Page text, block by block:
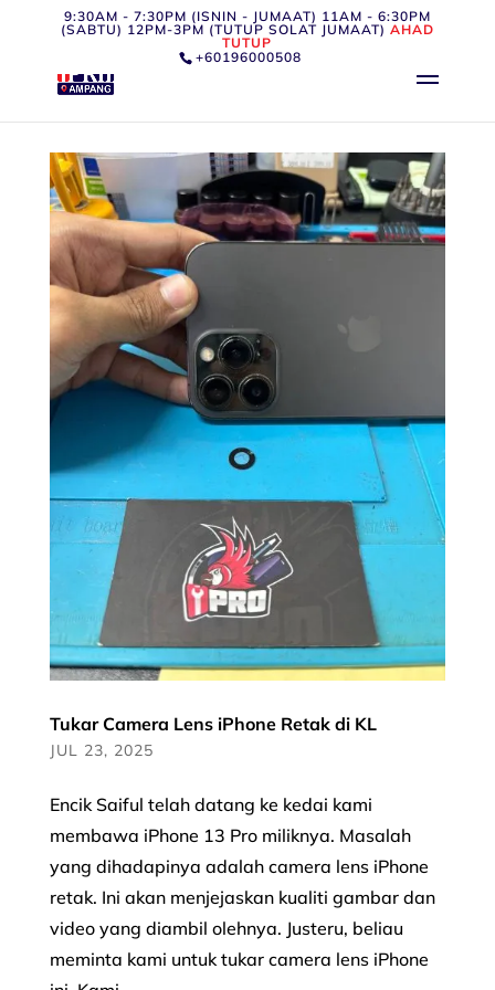
9:30AM - 7:30PM (ISNIN - JUMAAT) 11AM - 6:30PM
(SABTU) 12PM-3PM (TUTUP SOLAT JUMAAT) AHAD
TUTUP
+60196000508
Tukar Camera Lens iPhone Retak di KL
JUL 23, 2025
Encik Saiful telah datang ke kedai kami
membawa iPhone 13 Pro miliknya. Masalah
yang dihadapinya adalah camera lens iPhone
retak. Ini akan menjejaskan kualiti gambar dan
video yang diambil olehnya. Justeru, beliau
meminta kami untuk tukar camera lens iPhone